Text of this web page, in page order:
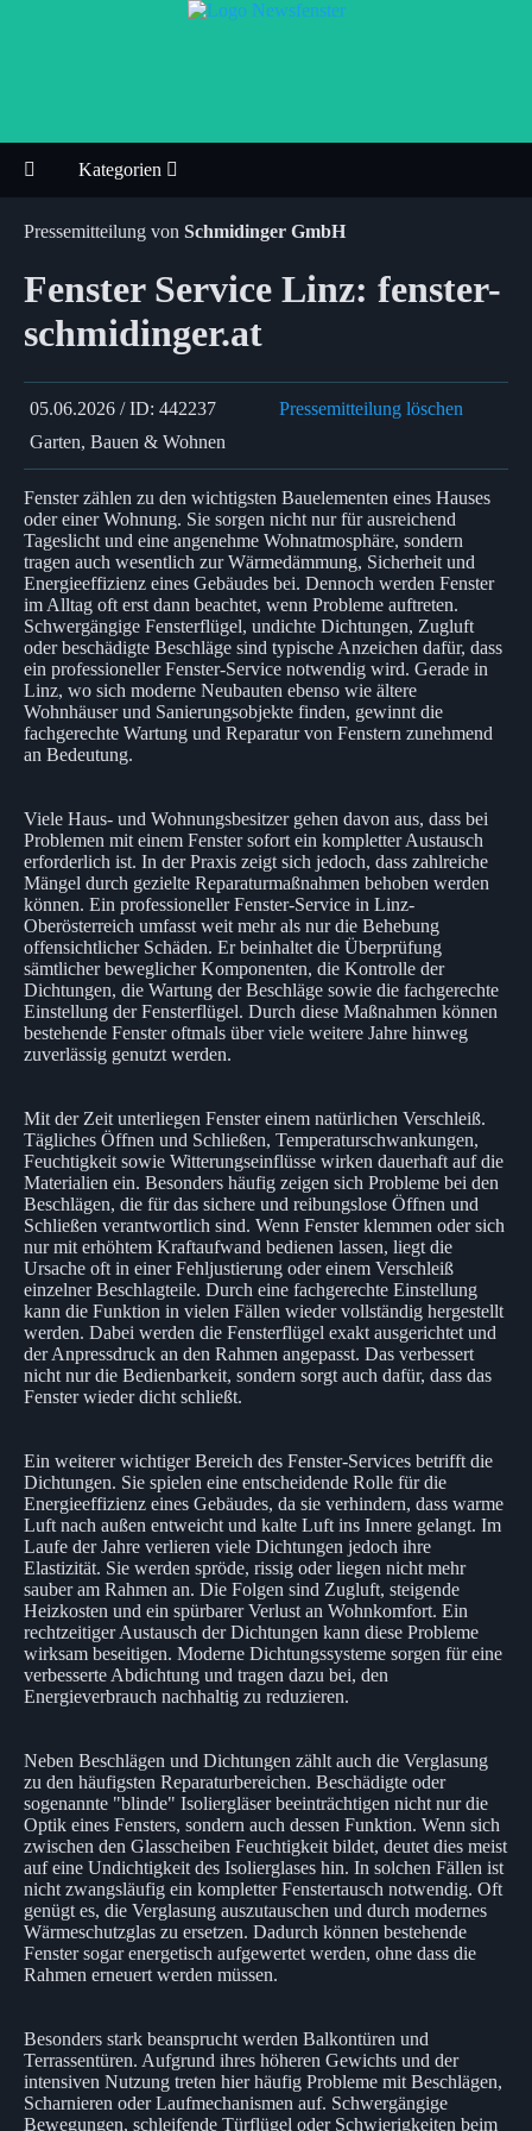
Kategorien
Pressemitteilung von Schmidinger GmbH
Fenster Service Linz: fenster-
schmidinger.at
05.06.2026 / ID: 442237
Pressemitteilung löschen
Garten, Bauen & Wohnen
Fenster zählen zu den wichtigsten Bauelementen eines Hauses
oder einer Wohnung. Sie sorgen nicht nur für ausreichend
Tageslicht und eine angenehme Wohnatmosphäre, sondern
tragen auch wesentlich zur Wärmedämmung, Sicherheit und
Energieeffizienz eines Gebäudes bei. Dennoch werden Fenster
im Alltag oft erst dann beachtet, wenn Probleme auftreten.
Schwergängige Fensterflügel, undichte Dichtungen, Zugluft
oder beschädigte Beschläge sind typische Anzeichen dafür, dass
ein professioneller Fenster-Service notwendig wird. Gerade in
Linz, wo sich moderne Neubauten ebenso wie ältere
Wohnhäuser und Sanierungsobjekte finden, gewinnt die
fachgerechte Wartung und Reparatur von Fenstern zunehmend
an Bedeutung.
Viele Haus- und Wohnungsbesitzer gehen davon aus, dass bei
Problemen mit einem Fenster sofort ein kompletter Austausch
erforderlich ist. In der Praxis zeigt sich jedoch, dass zahlreiche
Mängel durch gezielte Reparaturmaßnahmen behoben werden
können. Ein professioneller Fenster-Service in Linz-
Oberösterreich umfasst weit mehr als nur die Behebung
offensichtlicher Schäden. Er beinhaltet die Überprüfung
sämtlicher beweglicher Komponenten, die Kontrolle der
Dichtungen, die Wartung der Beschläge sowie die fachgerechte
Einstellung der Fensterflügel. Durch diese Maßnahmen können
bestehende Fenster oftmals über viele weitere Jahre hinweg
zuverlässig genutzt werden.
Mit der Zeit unterliegen Fenster einem natürlichen Verschleiß.
Tägliches Öffnen und Schließen, Temperaturschwankungen,
Feuchtigkeit sowie Witterungseinflüsse wirken dauerhaft auf die
Materialien ein. Besonders häufig zeigen sich Probleme bei den
Beschlägen, die für das sichere und reibungslose Öffnen und
Schließen verantwortlich sind. Wenn Fenster klemmen oder sich
nur mit erhöhtem Kraftaufwand bedienen lassen, liegt die
Ursache oft in einer Fehljustierung oder einem Verschleiß
einzelner Beschlagteile. Durch eine fachgerechte Einstellung
kann die Funktion in vielen Fällen wieder vollständig hergestellt
werden. Dabei werden die Fensterflügel exakt ausgerichtet und
der Anpressdruck an den Rahmen angepasst. Das verbessert
nicht nur die Bedienbarkeit, sondern sorgt auch dafür, dass das
Fenster wieder dicht schließt.
Ein weiterer wichtiger Bereich des Fenster-Services betrifft die
Dichtungen. Sie spielen eine entscheidende Rolle für die
Energieeffizienz eines Gebäudes, da sie verhindern, dass warme
Luft nach außen entweicht und kalte Luft ins Innere gelangt. Im
Laufe der Jahre verlieren viele Dichtungen jedoch ihre
Elastizität. Sie werden spröde, rissig oder liegen nicht mehr
sauber am Rahmen an. Die Folgen sind Zugluft, steigende
Heizkosten und ein spürbarer Verlust an Wohnkomfort. Ein
rechtzeitiger Austausch der Dichtungen kann diese Probleme
wirksam beseitigen. Moderne Dichtungssysteme sorgen für eine
verbesserte Abdichtung und tragen dazu bei, den
Energieverbrauch nachhaltig zu reduzieren.
Neben Beschlägen und Dichtungen zählt auch die Verglasung
zu den häufigsten Reparaturbereichen. Beschädigte oder
sogenannte "blinde" Isoliergläser beeinträchtigen nicht nur die
Optik eines Fensters, sondern auch dessen Funktion. Wenn sich
zwischen den Glasscheiben Feuchtigkeit bildet, deutet dies meist
auf eine Undichtigkeit des Isolierglases hin. In solchen Fällen ist
nicht zwangsläufig ein kompletter Fenstertausch notwendig. Oft
genügt es, die Verglasung auszutauschen und durch modernes
Wärmeschutzglas zu ersetzen. Dadurch können bestehende
Fenster sogar energetisch aufgewertet werden, ohne dass die
Rahmen erneuert werden müssen.
Besonders stark beansprucht werden Balkontüren und
Terrassentüren. Aufgrund ihres höheren Gewichts und der
intensiven Nutzung treten hier häufig Probleme mit Beschlägen,
Scharnieren oder Laufmechanismen auf. Schwergängige
Bewegungen, schleifende Türflügel oder Schwierigkeiten beim